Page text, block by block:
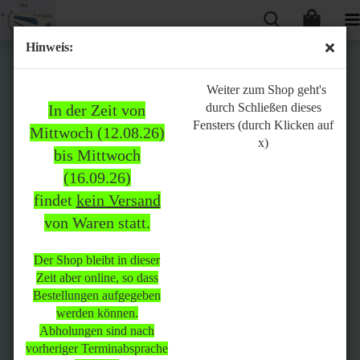
Hinweis:
In der Zeit von
Mittwoch (12.08.26)
bis Mittwoch
(16.09.26)
findet kein Versand
von Waren statt.
Der Shop bleibt in dieser
Zeit aber online, so dass
Bestellungen aufgegeben
werden können.
Abholungen sind nach
vorheriger Terminabsprache
Weiter zum Shop geht's
durch Schließen dieses
Fensters (durch Klicken auf
x)
Bitte
beachten:
In der Zeit von Mittwoch
(12.08.26) bis Mittwoch
(16.09.26)
statt.
Der Shop bleibt in dieser Zeit
aber online, so dass
Bestellungen aufgegeben
werden können.